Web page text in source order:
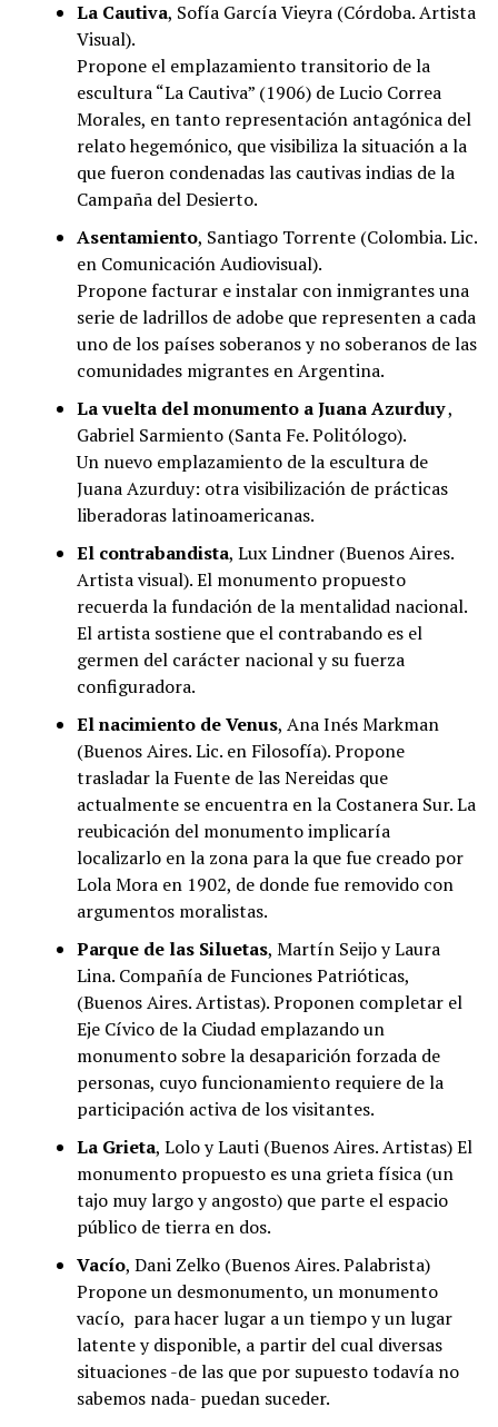
La Cautiva, Sofía​ ​García​ ​Vieyra (Córdoba. Artista
Visual).
Propone el emplazamiento transitorio de la
escultura “La Cautiva” (1906) de Lucio Correa
Morales, en tanto representación antagónica del
relato hegemónico, que visibiliza la situación a la
que fueron condenadas las cautivas indias de la
Campaña del Desierto.
Asentamiento, Santiago Torrente (Colombia. Lic.
en Comunicación Audiovisual).
Propone facturar e instalar con inmigrantes una
serie de ladrillos de adobe que representen a cada
uno de los países soberanos y no soberanos de las
comunidades migrantes en Argentina.
La vuelta del monumento a Juana Azurduy,
Gabriel Sarmiento (Santa Fe. Politólogo).
Un nuevo emplazamiento de la escultura de
Juana Azurduy: otra visibilización de prácticas
liberadoras latinoamericanas.
El contrabandista, Lux​ ​Lindner ​(​Buenos​ ​Aires.
Artista visual). El monumento propuesto
recuerda la fundación de la mentalidad nacional.
El artista sostiene que el contrabando es el
germen del carácter nacional y su fuerza
configuradora.
El nacimiento de Venus, Ana Inés Markman
(Buenos Aires. Lic. en Filosofía). Propone
trasladar la Fuente de las Nereidas que
actualmente se encuentra en la Costanera Sur. La
reubicación del monumento implicaría
localizarlo en la zona para la que fue creado por
Lola Mora en 1902, de donde fue removido con
argumentos moralistas.
Parque de las Siluetas, Martín Seijo y Laura
Lina. Compañía de Funciones Patrióticas,
(Buenos Aires. Artistas). Proponen completar el
Eje Cívico de la Ciudad emplazando un
monumento sobre la desaparición forzada de
personas, cuyo funcionamiento requiere de la
participación activa de los visitantes.
La Grieta, Lolo y Lauti (Buenos Aires. Artistas) El
monumento propuesto es una grieta física (un
tajo muy largo y angosto) que parte el espacio
público de tierra en dos.
Vacío, Dani Zelko (Buenos Aires. Palabrista)
Propone un desmonumento, un monumento
vacío, para hacer lugar a un tiempo y un lugar
latente y disponible, a partir del cual diversas
situaciones -de las que por supuesto todavía no
sabemos nada- puedan suceder.